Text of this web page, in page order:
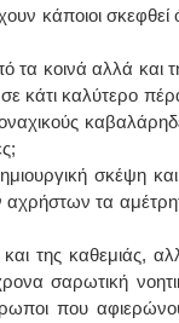
κάποιοι σκεφθεί
τα κοινά αλλά και
κάτι καλύτερο
σκέψη
αχρήστων τα
της καθεμιάς,
σαρωτική
που